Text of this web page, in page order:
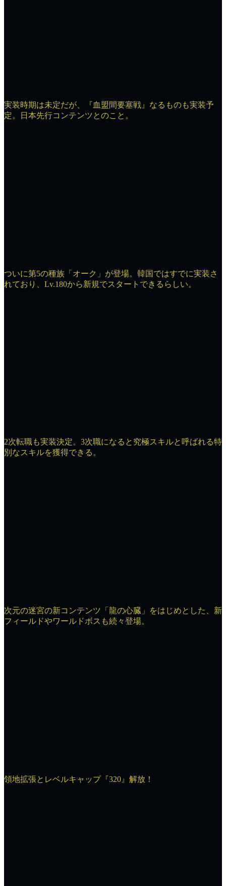
実装時期は未定だが、『血盟間要塞戦』なるものも実装予
定。日本先行コンテンツとのこと。
ついに第5の種族「オーク」が登場。韓国ではすでに実装さ
れており、Lv.180から新規でスタートできるらしい。
2次転職も実装決定。3次職になると究極スキルと呼ばれる特
別なスキルを獲得できる。
次元の迷宮の新コンテンツ「龍の心臓」をはじめとした、新
フィールドやワールドボスも続々登場。
領地拡張とレベルキャップ『320』解放！